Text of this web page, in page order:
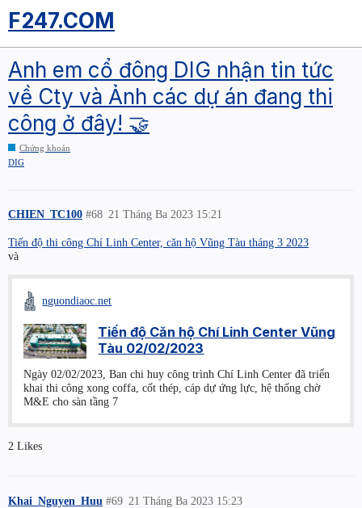
F247.COM
Anh em cổ đông DIG nhận tin tức
về Cty và Ảnh các dự án đang thi
công ở đây! 🤝
Chứng khoán
DIG
CHIEN_TC100 21 Tháng Ba 2023 15:21
#68
Tiến độ thi công Chí Linh Center, căn hộ Vũng Tàu tháng 3 2023
và
nguondiaoc.net
Tiến độ Căn hộ Chí Linh Center Vũng
Tàu 02/02/2023
Ngày 02/02/2023, Ban chi huy công trình Chí Linh Center đã triển
khai thi công xong coffa, cốt thép, cáp dự ứng lực, hệ thống chờ
M&E cho sàn tầng 7
2 Likes
Khai_Nguyen_Huu 21 Tháng Ba 2023 15:23
#69